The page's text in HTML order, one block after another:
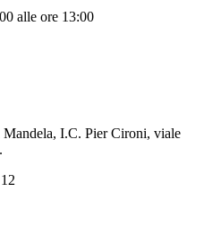
alle ore 13:00
I.C. Pier Cironi, viale